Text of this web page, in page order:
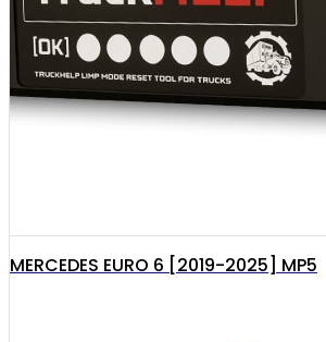
MERCEDES EURO 6 [2019-2025] MP5